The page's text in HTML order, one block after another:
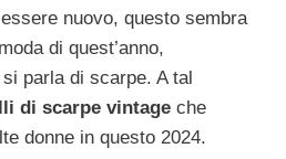
nuovo, questo sembra
di quest’anno,
parla di scarpe. A tal
di scarpe vintage che
donne in questo 2024.